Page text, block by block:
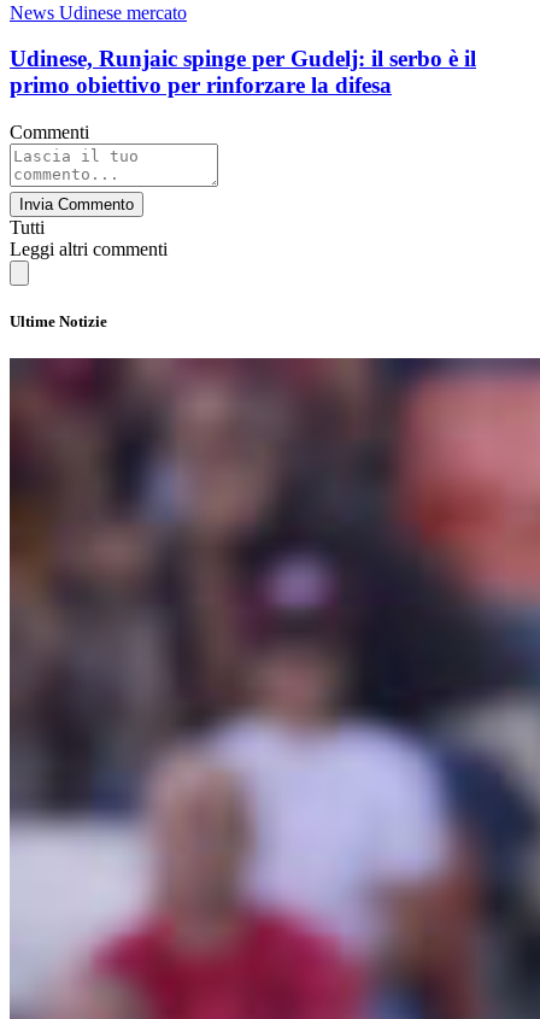
News Udinese mercato
Udinese, Runjaic spinge per Gudelj: il serbo è il
primo obiettivo per rinforzare la difesa
Commenti
Invia Commento
Tutti
Leggi altri commenti
Ultime Notizie